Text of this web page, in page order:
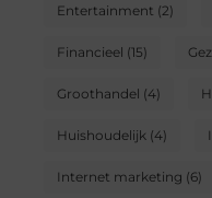
Entertainment (2)
Financieel (15)
Groothandel (4)
Huishoudelijk (4)
Internet marketing (6)